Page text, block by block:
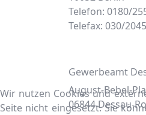
Telefon: 0180/
Telefax: 030/
Gewerbeamt
August-Bebel-
06844 Dessau-
Wir nutzen Cookies und
Seite nicht eingesetzt. Sie